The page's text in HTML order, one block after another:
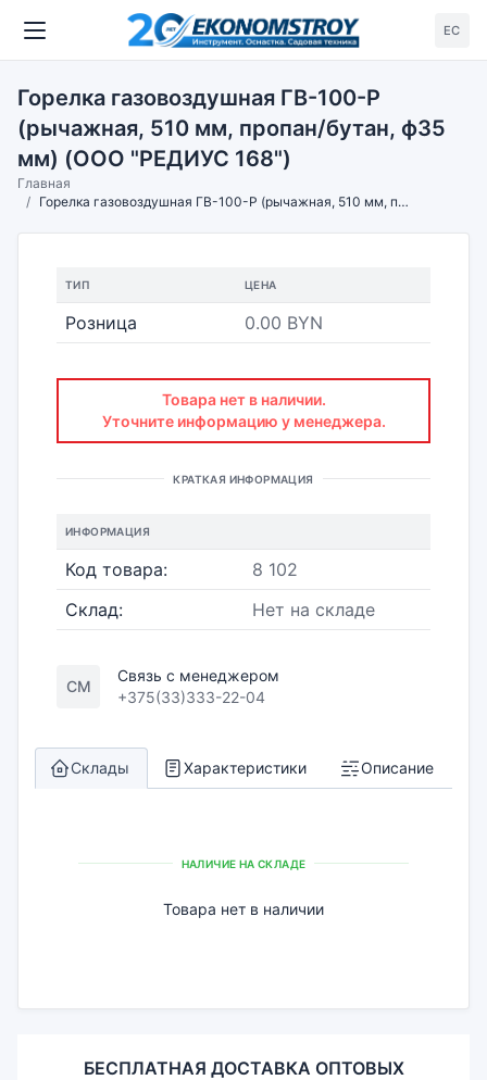
ЕС
Горелка газовоздушная ГВ-100-Р
(рычажная, 510 мм, пропан/бутан, ф35
мм) (ООО "РЕДИУС 168")
Главная
Горелка газовоздушная ГВ-100-Р (рычажная, 510 мм, пропан/бутан, ф35 мм) (ООО "РЕДИУС 168")
ТИП ЦЕНА
Розница 0.00 BYN
Товара нет в наличии.
Уточните информацию у менеджера.
КРАТКАЯ ИНФОРМАЦИЯ
ИНФОРМАЦИЯ
Код товара:
8 102
Склад:
Нет на складе
СМ
Связь с менеджером
+375(33)333-22-04
Склады Характеристики Описание
НАЛИЧИЕ НА СКЛАДЕ
Товара нет в наличии
БЕСПЛАТНАЯ ДОСТАВКА ОПТОВЫХ